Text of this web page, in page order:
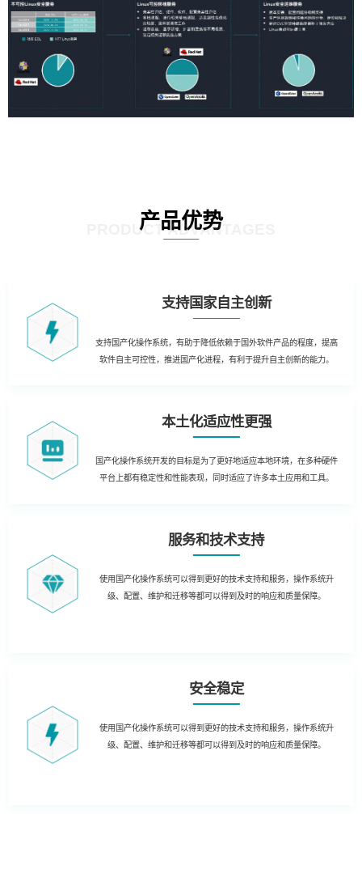
产品优势
PRODUCT ADVANTAGES
支持国家自主创新
支持国产化操作系统，有助于降低依赖于国外软件产品的程度，提高
软件自主可控性，推进国产化进程，有利于提升自主创新的能力。
本土化适应性更强
国产化操作系统开发的目标是为了更好地适应本地环境，在多种硬件
平台上都有稳定性和性能表现，同时适应了许多本土应用和工具。
服务和技术支持
使用国产化操作系统可以得到更好的技术支持和服务，操作系统升
级、配置、维护和迁移等都可以得到及时的响应和质量保障。
安全稳定
使用国产化操作系统可以得到更好的技术支持和服务，操作系统升
级、配置、维护和迁移等都可以得到及时的响应和质量保障。